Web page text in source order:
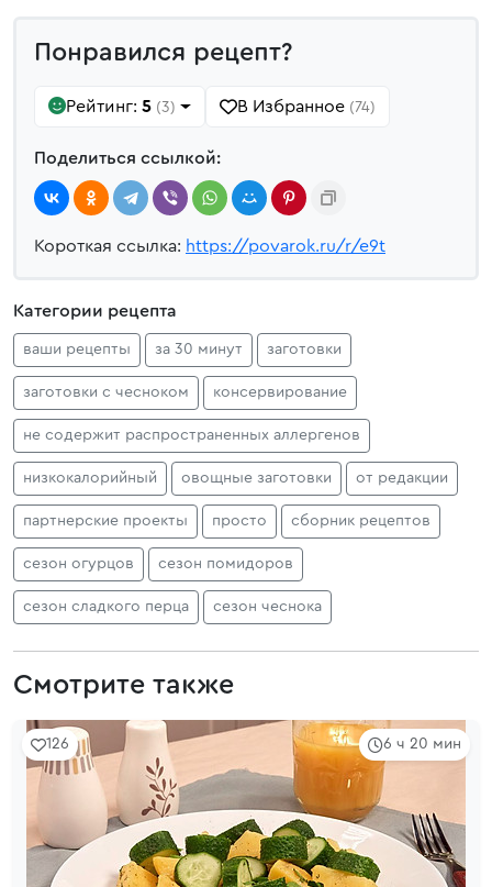
Понравился рецепт?
Рейтинг: 5 (3) В Избранное (74)
Поделиться ссылкой:
Короткая ссылка: https://povarok.ru/r/e9t
Категории рецепта
ваши рецепты за 30 минут заготовки
заготовки с чесноком консервирование
не содержит распространенных аллергенов
низкокалорийный овощные заготовки от редакции
партнерские проекты просто сборник рецептов
сезон огурцов сезон помидоров
сезон сладкого перца сезон чеснока
Смотрите также
6 ч 20 мин
126